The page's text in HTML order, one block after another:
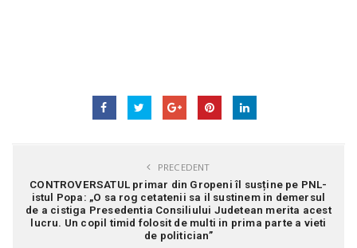
PRECEDENT
CONTROVERSATUL primar din Gropeni îl susține pe PNL-
istul Popa: „O sa rog cetatenii sa il sustinem in demersul
de a cistiga Presedentia Consiliului Judetean merita acest
lucru. Un copil timid folosit de multi in prima parte a vieti
de politician”